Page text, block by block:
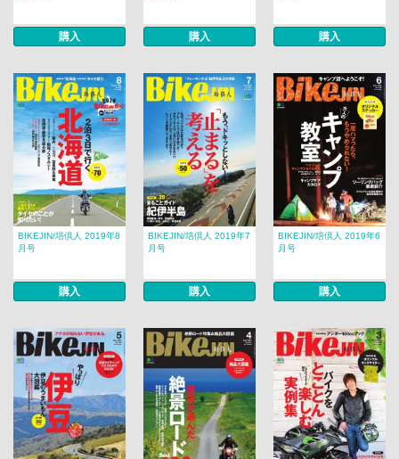
購入 購入 購入
BIKEJIN/培倶人 2019年8
月号
購入
BIKEJIN/培倶人 2019年7
月号
購入
BIKEJIN/培倶人 2019年6
月号
購入